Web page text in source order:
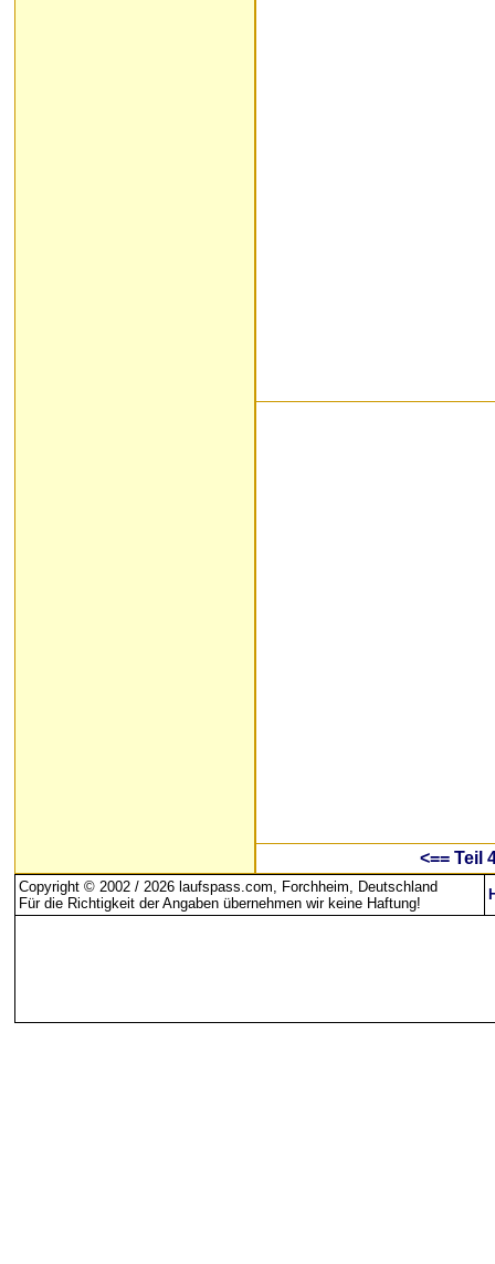
<== Teil
Copyright © 2002 / 2026 laufspass.com, Forchheim, Deutschland
Für die Richtigkeit der Angaben übernehmen wir keine Haftung!